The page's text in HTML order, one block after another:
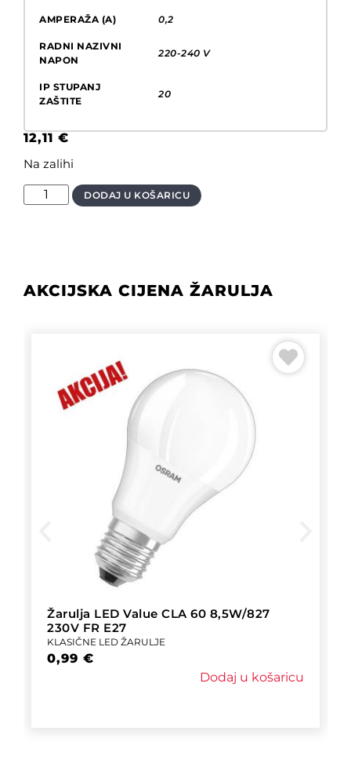
AMPERAŽA (A) 0,2
RADNI NAZIVNI
NAPON
220-240 V
IP STUPANJ
ZAŠTITE
20
12,11 €
Na zalihi
DODAJ U KOŠARICU
AKCIJSKA CIJENA ŽARULJA
Žarulja LED Value CLA 60 8,5W/827
230V FR E27
KLASIČNE LED ŽARULJE
0,99 €
Dodaj u košaricu